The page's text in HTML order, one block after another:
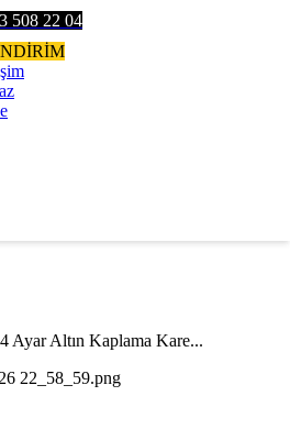
508 22 04
Ayar Altın Kaplama Kare...